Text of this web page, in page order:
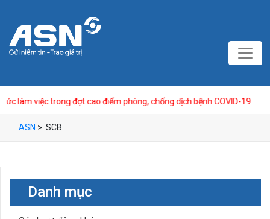
việc trong đợt cao điểm phòng, chống dịch bệnh COVID-19
ASN > SCB
Danh mục